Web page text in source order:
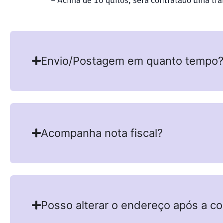
Envio/Postagem em quanto tempo?
Acompanha nota fiscal?
Posso alterar o endereço após a